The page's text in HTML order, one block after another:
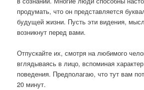
продумать, что он представляется
будущей жизни. Пусть эти видения,
возникнут перед вами.
Отпускайте их, смотря на любимого
вглядываясь в лицо, вспоминая
поведения. Предполагаю, что тут вам
20 минут.